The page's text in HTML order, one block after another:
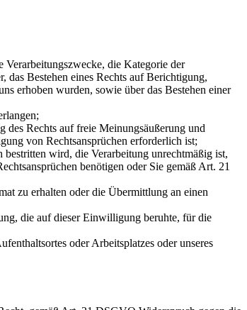
die Kategorie der
das Bestehen eines Rechts auf Berichtigung,
erhoben wurden, sowie über das Bestehen einer
des Rechts auf freie Meinungsäußerung und
von Rechtsansprüchen erforderlich ist;
wird, die Verarbeitung unrechtmäßig ist,
benötigen oder Sie gemäß Art. 21
zu erhalten oder die Übermittlung an einen
die auf dieser Einwilligung beruhte, für die
oder Arbeitsplatzes oder unseres